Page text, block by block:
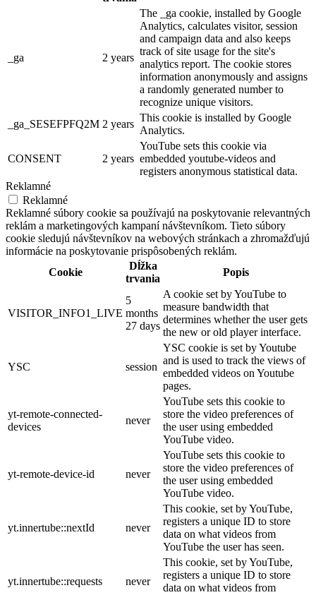
_ga 2 years
The _ga cookie, installed by Google
Analytics, calculates visitor, session
and campaign data and also keeps
track of site usage for the site's
analytics report. The cookie stores
information anonymously and assigns
a randomly generated number to
recognize unique visitors.
_ga_SESEFPFQ2M 2 years
This cookie is installed by Google
Analytics.
CONSENT 2 years
YouTube sets this cookie via
embedded youtube-videos and
registers anonymous statistical data.
Reklamné
Reklamné
Reklamné súbory cookie sa používajú na poskytovanie relevantných
reklám a marketingových kampaní návštevníkom. Tieto súbory
cookie sledujú návštevníkov na webových stránkach a zhromažďujú
informácie na poskytovanie prispôsobených reklám.
Cookie
Dĺžka
trvania
Popis
VISITOR_INFO1_LIVE
5
months
27 days
A cookie set by YouTube to
measure bandwidth that
determines whether the user gets
the new or old player interface.
YSC session
YSC cookie is set by Youtube
and is used to track the views of
embedded videos on Youtube
pages.
yt-remote-connected-
devices
never
YouTube sets this cookie to
store the video preferences of
the user using embedded
YouTube video.
yt-remote-device-id never
YouTube sets this cookie to
store the video preferences of
the user using embedded
YouTube video.
yt.innertube::nextId never
This cookie, set by YouTube,
registers a unique ID to store
data on what videos from
YouTube the user has seen.
yt.innertube::requests never
This cookie, set by YouTube,
registers a unique ID to store
data on what videos from